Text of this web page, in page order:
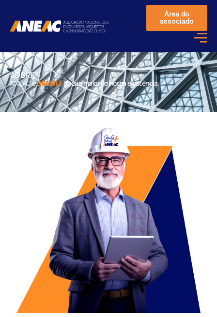
Área do
associado
SOBRE
ANEAC éBRASIL! Razão maior de nossa existência.